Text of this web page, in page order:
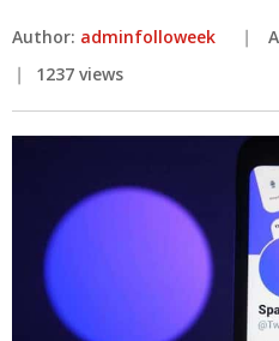
Author: adminfolloweek
1237 views